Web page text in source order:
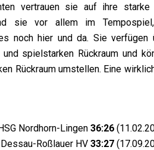
vertrauen sie auf ihre starke
sie vor allem im
noch hier und da. Sie verfügen
spielstarken Rückraum und
Rückraum umstellen. Eine
Nordhorn-Lingen 36:26
Roßlauer HV 33:27